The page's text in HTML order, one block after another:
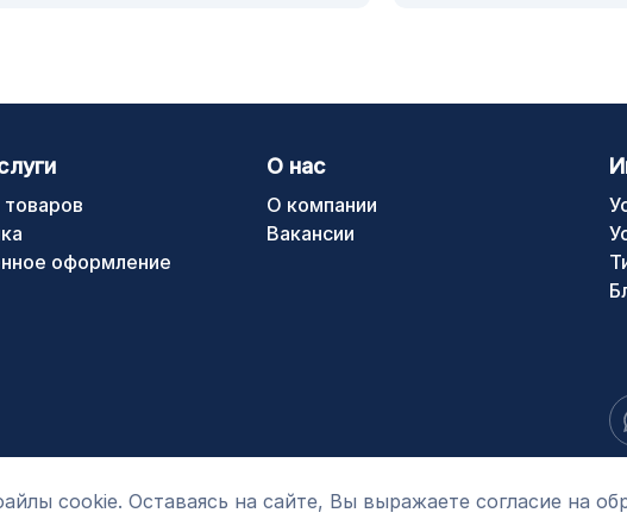
cookie. Оставаясь на сайте, Вы выражаете согласие на
товаров
оформление
О нас
О компании
Вакансии